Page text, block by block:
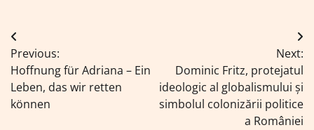
Navigare
în
articole
Previous:
Hoffnung für Adriana – Ein
Leben, das wir retten
können
Next:
Dominic Fritz, protejatul
ideologic al globalismului și
simbolul colonizării politice
a României